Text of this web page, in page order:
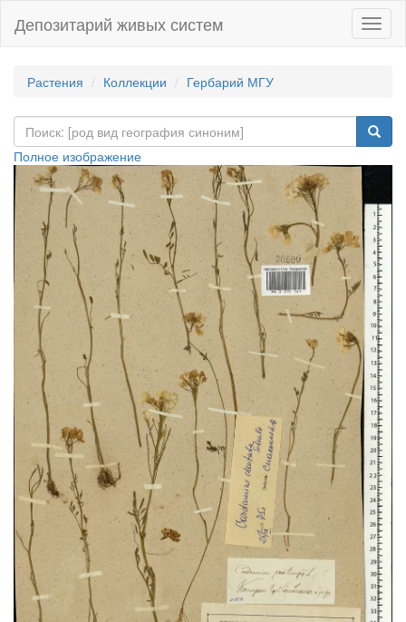
Депозитарий живых систем
Растения Коллекции Гербарий МГУ
Полное изображение